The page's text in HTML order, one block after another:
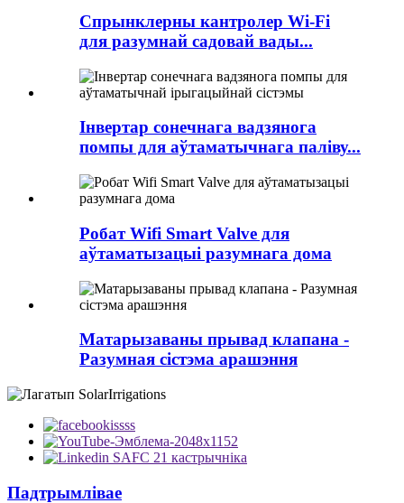
Спрынклерны кантролер Wi-Fi
для разумнай садовай вады...
Інвертар сонечнага вадзянога
помпы для аўтаматычнага паліву...
Робат Wifi Smart Valve для
аўтаматызацыі разумнага дома
Матарызаваны прывад клапана -
Разумная сістэма арашэння
Падтрымлівае